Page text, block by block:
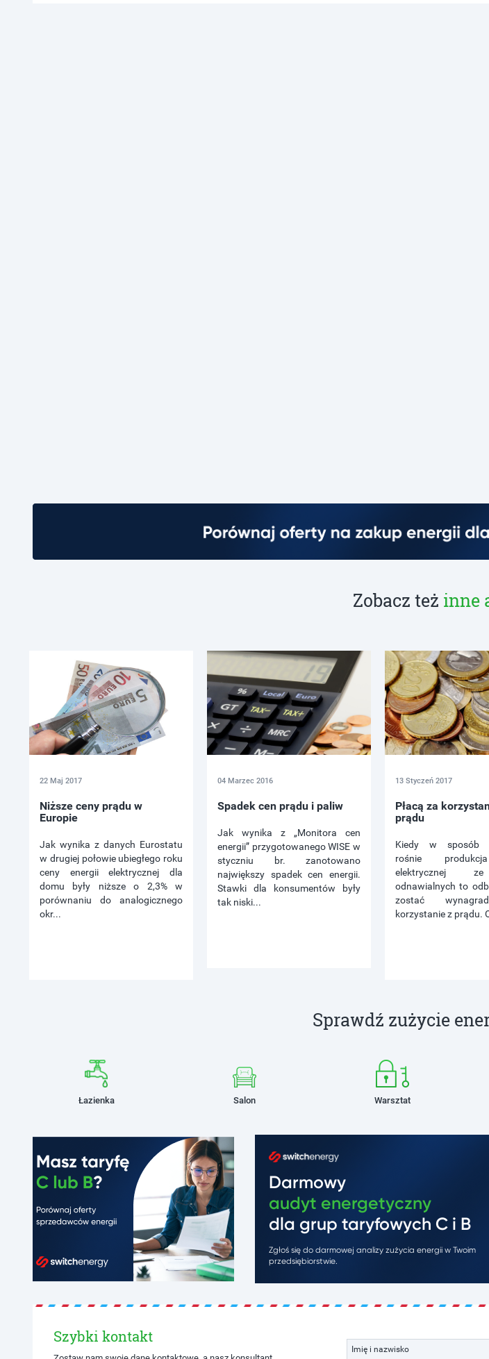
Zobacz też inne
22 Maj 2017
Niższe ceny prądu w
Europie
Jak wynika z danych Eurostatu
w drugiej połowie ubiegłego roku
ceny energii elektrycznej dla
domu były niższe o 2,3% w
porównaniu do analogicznego
okr...
04 Marzec 2016
Spadek cen prądu i paliw
Jak wynika z „Monitora cen
energii” przygotowanego WISE w
styczniu br. zanotowano
największy spadek cen energii.
Stawki dla konsumentów były
tak niski...
13 Styczeń 2017
Płacą za
prądu
Kiedy w sposób
rośnie
elektrycznej
odnawialnych to
zostać
korzystanie z prądu.
Sprawdź zużycie
Łazienka Salon Warsztat
Darmowy
audyt energetyczny
dla grup taryfowych C i B
Zgłoś się do darmowej analizy zużycia energii w Twoim
przedsiębiorstwie.
Szybki kontakt